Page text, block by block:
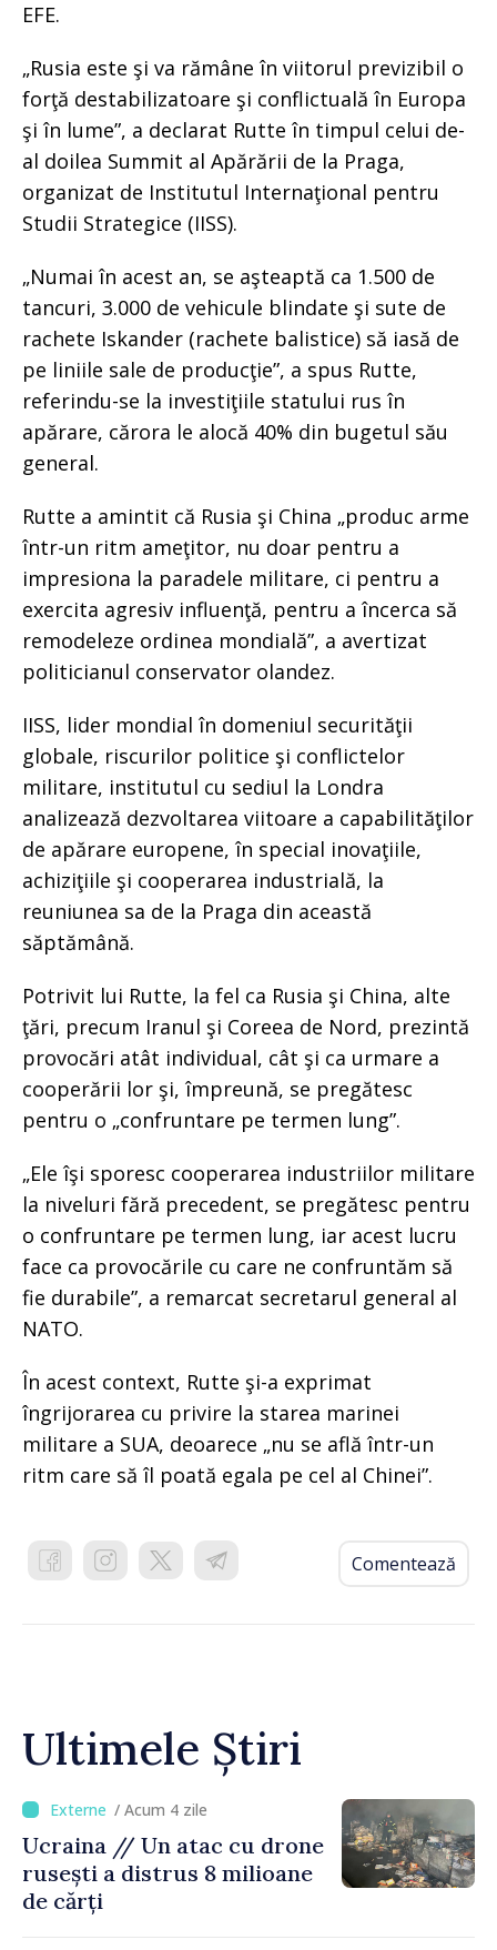
EFE.
„Rusia este şi va rămâne în viitorul previzibil o
forţă destabilizatoare şi conflictuală în Europa
şi în lume”, a declarat Rutte în timpul celui de-
al doilea Summit al Apărării de la Praga,
organizat de Institutul Internaţional pentru
Studii Strategice (IISS).
„Numai în acest an, se aşteaptă ca 1.500 de
tancuri, 3.000 de vehicule blindate şi sute de
rachete Iskander (rachete balistice) să iasă de
pe liniile sale de producţie”, a spus Rutte,
referindu-se la investiţiile statului rus în
apărare, cărora le alocă 40% din bugetul său
general.
Rutte a amintit că Rusia şi China „produc arme
într-un ritm ameţitor, nu doar pentru a
impresiona la paradele militare, ci pentru a
exercita agresiv influenţă, pentru a încerca să
remodeleze ordinea mondială”, a avertizat
politicianul conservator olandez.
IISS, lider mondial în domeniul securităţii
globale, riscurilor politice şi conflictelor
militare, institutul cu sediul la Londra
analizează dezvoltarea viitoare a capabilităţilor
de apărare europene, în special inovaţiile,
achiziţiile şi cooperarea industrială, la
reuniunea sa de la Praga din această
săptămână.
Potrivit lui Rutte, la fel ca Rusia şi China, alte
ţări, precum Iranul şi Coreea de Nord, prezintă
provocări atât individual, cât şi ca urmare a
cooperării lor şi, împreună, se pregătesc
pentru o „confruntare pe termen lung”.
„Ele îşi sporesc cooperarea industriilor militare
la niveluri fără precedent, se pregătesc pentru
o confruntare pe termen lung, iar acest lucru
face ca provocările cu care ne confruntăm să
fie durabile”, a remarcat secretarul general al
NATO.
În acest context, Rutte şi-a exprimat
îngrijorarea cu privire la starea marinei
militare a SUA, deoarece „nu se află într-un
ritm care să îl poată egala pe cel al Chinei”.
Comentează
Ultimele Știri
/ Acum 4 zile
Ucraina // Un atac cu drone
rusești a distrus 8 milioane
de cărți